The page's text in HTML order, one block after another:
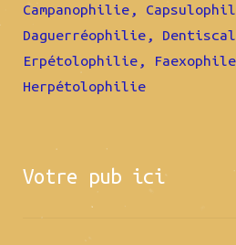
Campanophilie,
Daguerréophilie,
Erpétolophilie,
Herpétolophilie
Votre pub ici